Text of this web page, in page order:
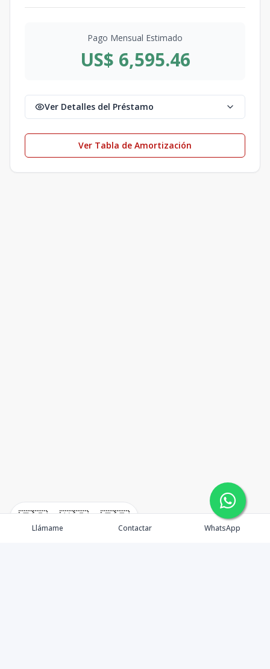
🇪🇸 🇺🇸 🇫🇷
Pago Mensual Estimado
US$ 6,595.46
Ver Detalles del Préstamo
Ver Tabla de Amortización
Llámame Contactar WhatsApp